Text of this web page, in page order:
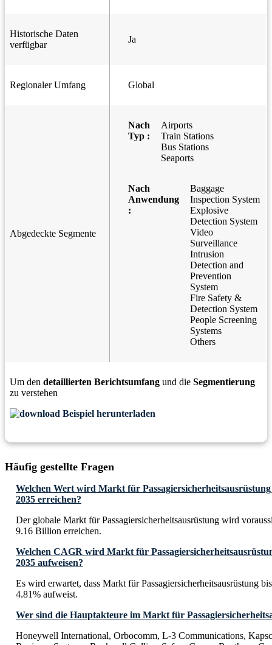
Historische Daten
verfügbar
Ja
Regionaler Umfang Global
Abgedeckte Segmente
Nach
Typ :
Airports
Train Stations
Bus Stations
Seaports
Nach
Anwendung
:
Baggage
Inspection System
Explosive
Detection System
Video
Surveillance
Intrusion
Detection and
Prevention
System
Fire Safety &
Detection System
People Screening
Systems
Others
Um den detaillierten Berichtsumfang und die Segmentierung
zu verstehen
Beispiel herunterladen
Häufig gestellte Fragen
Welchen Wert wird Markt für
2035 erreichen?
Der globale Markt für Passagiersicherheitsausrüstung wird
9.16 Billion erreichen.
Welchen CAGR wird Markt für
2035 aufweisen?
Es wird erwartet, dass Markt für Passagiersicherheitsausrüstung
4.81% aufweist.
Wer sind die Hauptakteure im Markt für
Honeywell International, Orbocomm, L-3 Communications,